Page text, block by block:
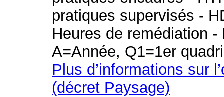
pratiques supervisés -
Heures de remédiation
A=Année, Q1=1er
Plus d’informations sur
(décret Paysage)